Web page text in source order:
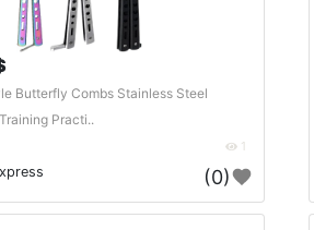
Butterfly Combs Stainless Steel
Practi..
1
(0)